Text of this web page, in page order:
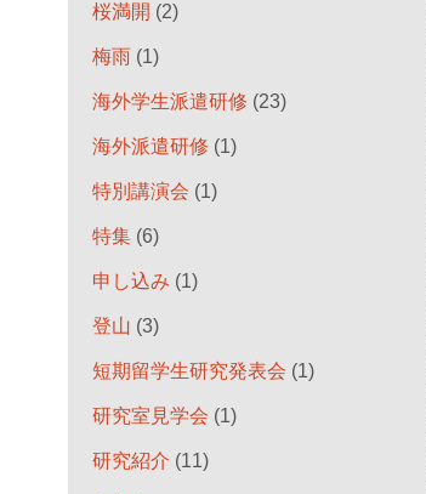
桜満開 (2)
梅雨 (1)
海外学生派遣研修 (23)
海外派遣研修 (1)
特別講演会 (1)
特集 (6)
申し込み (1)
登山 (3)
短期留学生研究発表会 (1)
研究室見学会 (1)
研究紹介 (11)